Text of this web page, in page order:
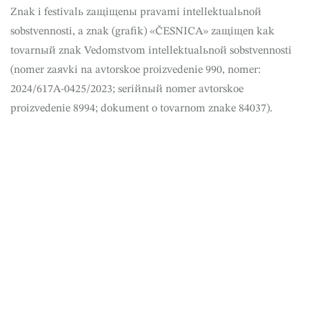
Znak i festivalь zaщiщenы pravami intellektualьnoй
sobstvennosti, a znak (grafik) «ČESNICA» zaщiщen kak
tovarnый znak Vedomstvom intellektualьnoй sobstvennosti
(nomer zaяvki na avtorskoe proizvedenie 990, nomer:
2024/617A-0425/2023; seriйnый nomer avtorskoe
proizvedenie 8994; dokument o tovarnom znake 84037).